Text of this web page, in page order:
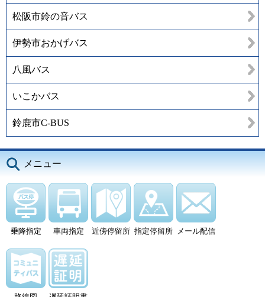
松阪市鈴の音バス
伊勢市おかげバス
八風バス
いこかバス
鈴鹿市C-BUS
メニュー
乗降指定 車両指定 近傍停留所 指定停留所 メール配信